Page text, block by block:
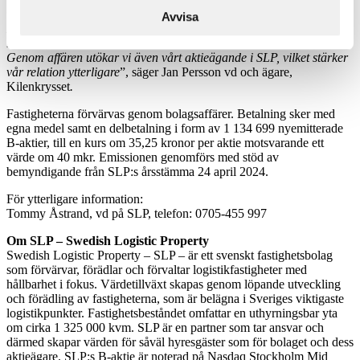
Avvisa
Det är med glädje vi genomför ytterligare en försäljning till SLP.
mest attraktiva logistikfastigheterna inom Jordbro industriområde.
Genom affären utökar vi även vårt aktieägande i SLP, vilket stärker
vår relation ytterligare”, säger Jan Persson vd och ägare,
Kilenkrysset.
Fastigheterna förvärvas genom bolagsaffärer. Betalning sker med
egna medel samt en delbetalning i form av 1 134 699 nyemitterade
B-aktier, till en kurs om 35,25 kronor per aktie motsvarande ett
värde om 40 mkr. Emissionen genomförs med stöd av
bemyndigande från SLP:s årsstämma 24 april 2024.
För ytterligare information:
Tommy Åstrand, vd på SLP, telefon: 0705-455 997
Om SLP – Swedish Logistic Property
Swedish Logistic Property – SLP – är ett svenskt fastighetsbolag
som förvärvar, förädlar och förvaltar logistikfastigheter med
hållbarhet i fokus. Värdetillväxt skapas genom löpande utveckling
och förädling av fastigheterna, som är belägna i Sveriges viktigaste
logistikpunkter. Fastighetsbeståndet omfattar en uthyrningsbar yta
om cirka 1 325 000 kvm. SLP är en partner som tar ansvar och
därmed skapar värden för såväl hyresgäster som för bolaget och dess
aktieägare. SLP:s B-aktie är noterad på Nasdaq Stockholm Mid